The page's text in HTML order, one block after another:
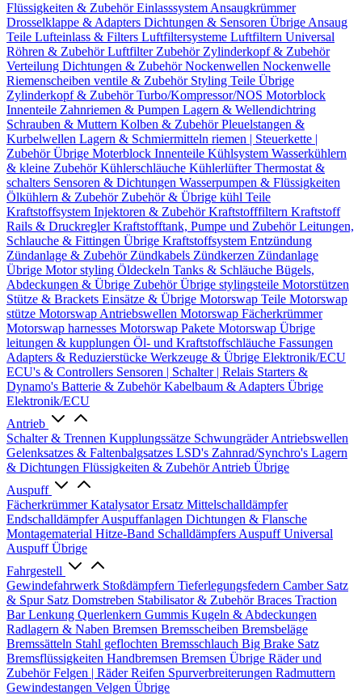
Flüssigkeiten & ZubehörEinlasssystem Ansaugkrümmer
Drosselklappe & Adapters Dichtungen & Sensoren Übrige Ansaug
Teile Lufteinlass & Filters Luftfiltersysteme Luftfiltern Universal
Röhren & ZubehörLuftfilter Zubehör Zylinderkopf & Zubehör
Verteilung Dichtungen & ZubehörNockenwellen Nockenwelle
Riemenscheiben ventile & Zubehör Styling Teile Übrige
Zylinderkopf & ZubehörTurbo/Kompressor/NOS Motorblock
Innenteile Zahnriemen & Pumpen Lagern & Wellendichtring
Schrauben & Muttern Kolben & ZubehörPleuelstangen &
Kurbelwellen Lagern & Schmiermitteln riemen | Steuerkette |
ZubehörÜbrige Moterblock Innenteile Kühlsystem Wasserkühlern
& kleine ZubehörKühlerschläuche KühlerlüfterThermostat &
schalters Sensoren & Dichtungen Wasserpumpen & Flüssigkeiten
Ölkühlern & Zubehör Zubehör & Übrige kühl Teile
Kraftstoffsystem Injektoren & ZubehörKraftstofffiltern Kraftstoff
Rails & DruckreglerKraftstofftank, Pumpe und ZubehörLeitungen,
Schlauche & Fittingen Übrige Kraftstoffsystem Entzündung
Zündanlage & Zubehör Zündkabels Zündkerzen Zündanlage
Übrige Motor styling Öldeckeln Tanks & Schläuche Bügels,
Abdeckungen & Übrige ZubehörÜbrige stylingsteile Motorstützen
Stütze & Brackets Einsätze & Übrige Motorswap Teile Motorswap
stütze Motorswap Antriebswellen Motorswap Fächerkrümmer
Motorswap harnesses Motorswap Pakete Motorswap Übrige
leitungen & kupplungen Öl- und Kraftstoffschläuche Fassungen
Adapters & Reduzierstücke Werkzeuge & Übrige Elektronik/ECU
ECU's & Controllers Sensoren | Schalter | Relais Starters &
Dynamo's Batterie & ZubehörKabelbaum & Adapters Übrige
Elektronik/ECU
Antrieb
Schalter & Trennen Kupplungssätze SchwungräderAntriebswellen
Gelenksatzes & Faltenbalgsatzes LSD's Zahnrad/Synchro's Lagern
& Dichtungen Flüssigkeiten & ZubehörAntrieb Übrige
Auspuff
FächerkrümmerKatalysator Ersatz Mittelschalldämpfer
EndschalldämpferAuspuffanlagen Dichtungen & Flansche
Montagematerial Hitze-Band Schalldämpfers Auspuff Universal
Auspuff Übrige
Fahrgestell
Gewindefahrwerk Stoßdämpfern Tieferlegungsfedern Camber Satz
& Spur Satz Domstreben Stabilisator & ZubehörBraces Traction
BarLenkung Querlenkern Gummis Kugeln & Abdeckungen
Radlagern & Naben Bremsen Bremsscheiben Bremsbeläge
Bremssätteln Stahl geflochten Bremsschlauch Big Brake Satz
Bremsflüssigkeiten Handbremsen Bremsen Übrige Räder und
ZubehörFelgen | RäderReifen Spurverbreiterungen Radmuttern
Gewindestangen Velgen Übrige